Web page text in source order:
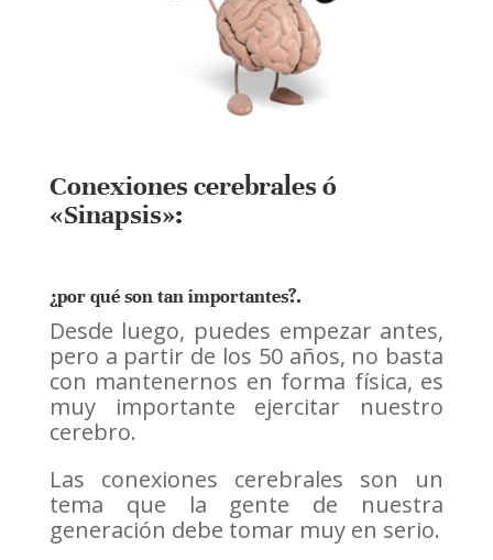
Conexiones cerebrales ó
«Sinapsis»:
¿por qué son tan importantes?.
Desde luego, puedes empezar antes,
pero a partir de los 50 años, no basta
con mantenernos en forma física, es
muy importante ejercitar nuestro
cerebro.
Las conexiones cerebrales son un
tema que la gente de nuestra
generación debe tomar muy en serio.